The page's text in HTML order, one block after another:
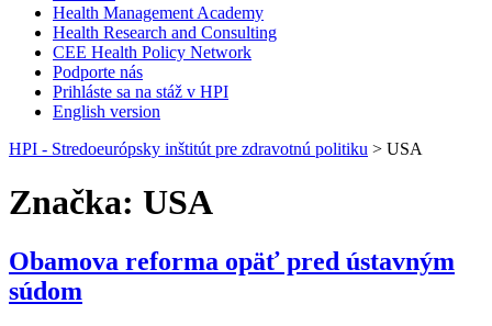
Health Management Academy
Health Research and Consulting
CEE Health Policy Network
Podporte nás
Prihláste sa na stáž v HPI
English version
HPI - Stredoeurópsky inštitút pre zdravotnú politiku > USA
Značka: USA
Obamova reforma opäť pred ústavným
súdom